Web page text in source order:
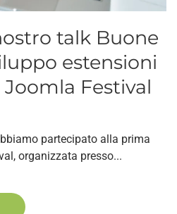
talk Buone
estensioni
Festival
partecipato alla prima
organizzata presso...